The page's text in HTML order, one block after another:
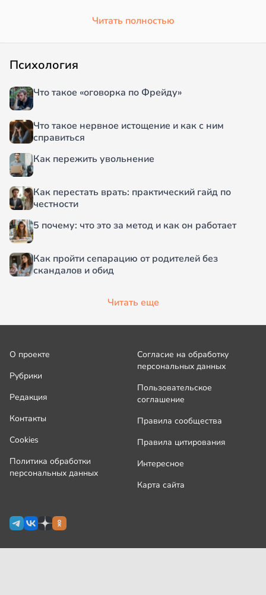
Читать полностью
Психология
Что такое «оговорка по Фрейду»
Что такое нервное истощение и как с ним
справиться
Как пережить увольнение
Как перестать врать: практический гайд по
честности
5 почему: что это за метод и как он работает
Как пройти сепарацию от родителей без
скандалов и обид
Читать еще
О проекте
Рубрики
Редакция
Контакты
Cookies
Политика обработки
персональных данных
Согласие на обработку
персональных данных
Пользовательское
соглашение
Правила сообщества
Правила цитирования
Интересное
Карта сайта